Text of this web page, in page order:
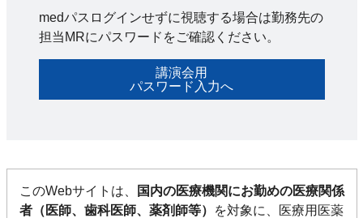
medパスログインせずに視聴する場合は勤務先の
担当MRにパスワードをご確認ください。
講演会用
パスワード入力へ
このWebサイトは、
国内の医療機関にお勤めの医療関係
者（医師、歯科医師、薬剤師等）
を対象に、医療用医薬